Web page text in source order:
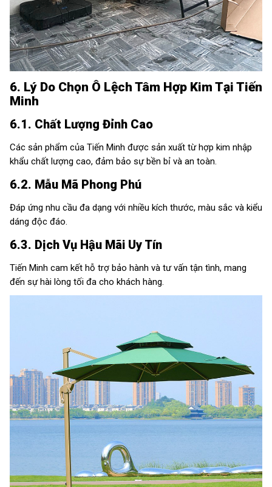
6. Lý Do Chọn Ô Lệch Tâm Hợp Kim Tại Tiến
Minh
6.1. Chất Lượng Đỉnh Cao
Các sản phẩm của Tiến Minh được sản xuất từ hợp kim nhập
khẩu chất lượng cao, đảm bảo sự bền bỉ và an toàn.
6.2. Mẫu Mã Phong Phú
Đáp ứng nhu cầu đa dạng với nhiều kích thước, màu sắc và kiểu
dáng độc đáo.
6.3. Dịch Vụ Hậu Mãi Uy Tín
Tiến Minh cam kết hỗ trợ bảo hành và tư vấn tận tình, mang
đến sự hài lòng tối đa cho khách hàng.